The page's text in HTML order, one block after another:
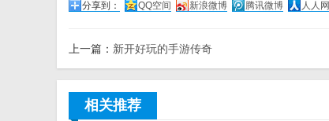
分享到： QQ空间 新浪微博 腾讯微博 人人网
上一篇： 新开好玩的手游传奇
相关推荐